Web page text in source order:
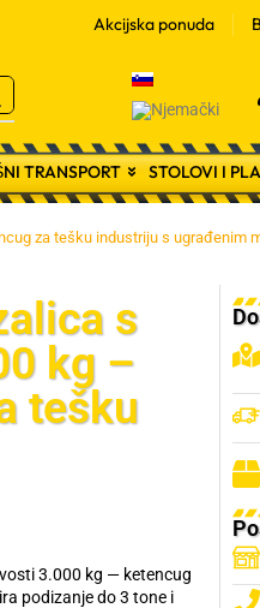
Akcijska ponuda
TRANSPORT STOLOVI I
za tešku industriju s ugrađenim
s
kg –
tešku
3.000 kg — ketencug
podizanje do 3 tone i